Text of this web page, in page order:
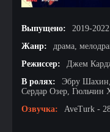
Выпущено:
2019-
Жанр:
драма,
Режиссер:
Джем
В ролях:
Эбру
Сердар Озер, Гюльчин
Озвучка:
AveTurk -